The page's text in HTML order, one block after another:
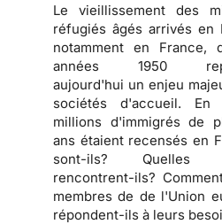
Le vieillissement des
réfugiés âgés arrivés en
notamment en France,
années 1950
aujourd'hui un enjeu
sociétés d'accueil. En
millions d'immigrés de
ans étaient recensés en
sont-ils? Quelles
rencontrent-ils?
membres de de l'Union
répondent-ils à leurs